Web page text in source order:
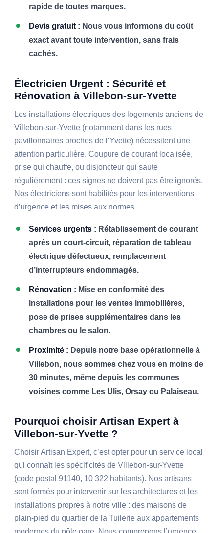
rapide de toutes marques.
Devis gratuit : Nous vous informons du coût
exact avant toute intervention, sans frais
cachés.
Électricien Urgent : Sécurité et
Rénovation à Villebon-sur-Yvette
Les installations électriques des logements anciens de
Villebon-sur-Yvette (notamment dans les rues
pavillonnaires proches de l’Yvette) nécessitent une
attention particulière. Coupure de courant localisée,
prise qui chauffe, ou disjoncteur qui saute
régulièrement : ces signes ne doivent pas être ignorés.
Nos électriciens sont habilités pour les interventions
d’urgence et les mises aux normes.
Services urgents : Rétablissement de courant
après un court-circuit, réparation de tableau
électrique défectueux, remplacement
d’interrupteurs endommagés.
Rénovation : Mise en conformité des
installations pour les ventes immobilières,
pose de prises supplémentaires dans les
chambres ou le salon.
Proximité : Depuis notre base opérationnelle à
Villebon, nous sommes chez vous en moins de
30 minutes, même depuis les communes
voisines comme Les Ulis, Orsay ou Palaiseau.
Pourquoi choisir Artisan Expert à
Villebon-sur-Yvette ?
Choisir Artisan Expert, c’est opter pour un service local
qui connaît les spécificités de Villebon-sur-Yvette
(code postal 91140, 10 322 habitants). Nos artisans
sont formés pour intervenir sur les architectures et les
installations propres à notre ville : des maisons de
plain-pied du quartier de la Tuilerie aux appartements